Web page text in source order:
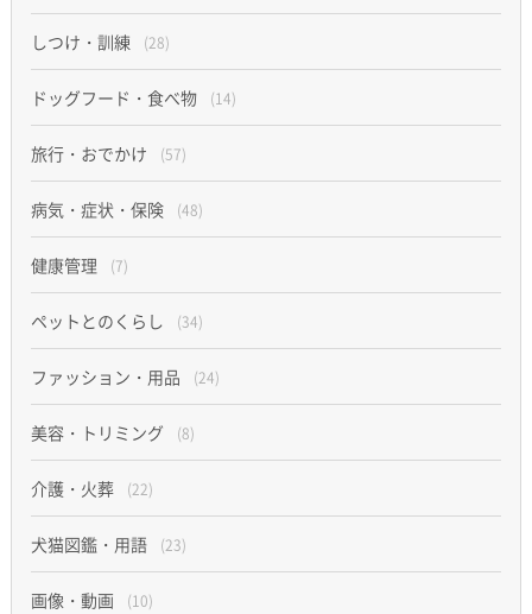
しつけ・訓練 (28)
ドッグフード・食べ物 (14)
旅行・おでかけ (57)
病気・症状・保険 (48)
健康管理 (7)
ペットとのくらし (34)
ファッション・用品 (24)
美容・トリミング (8)
介護・火葬 (22)
犬猫図鑑・用語 (23)
画像・動画 (10)